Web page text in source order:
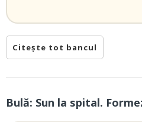
Citește tot bancul
Bulă: Sun la spital.